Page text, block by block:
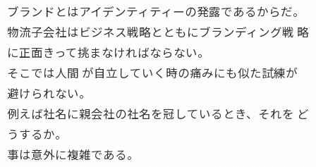
ブランドとはアイデンティティーの発露であるからだ。
物流子会社はビジネス戦略とともにブランディング戦 略
に正面きって挑まなければならない。
そこでは人間 が自立していく時の痛みにも似た試練が
避けられない。
例えば社名に親会社の社名を冠しているとき、それを ど
うするか。
事は意外に複雑である。